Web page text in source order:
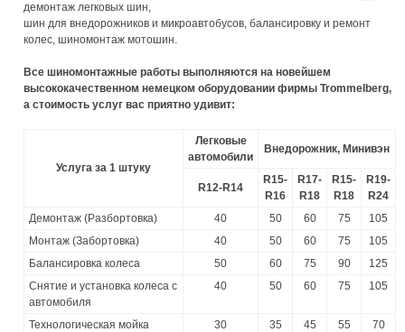
демонтаж легковых шин,
шин для внедорожников и микроавтобусов, балансировку и ремонт
колес, шиномонтаж мотошин.
Все шиномонтажные работы выполняются на новейшем
высококачественном немецком оборудовании фирмы Trommelberg,
а стоимость услуг вас приятно удивит:
Услуга за 1 штуку
Легковые
автомобили
Внедорожник, Минивэн
R12-R14
R15-
R16
R17-
R18
R15-
R18
R19-
R24
Демонтаж (Разбортовка)
40 50 60 75
105
Монтаж (Забортовка)
40 50 60 75
105
Балансировка колеса
50 60 75 90
125
Снятие и установка колеса с
автомобиля
40 50 60 75 105
Технологическая мойка
30 35 45 55 70